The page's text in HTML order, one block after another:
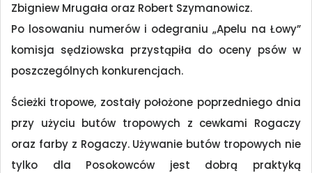
Zbigniew Mrugała oraz Robert Szymanowicz.
Po losowaniu numerów i odegraniu „Apelu na Łowy”
komisja sędziowska przystąpiła do oceny psów w
poszczególnych konkurencjach.
Ścieżki tropowe, zostały położone poprzedniego dnia
przy użyciu butów tropowych z cewkami Rogaczy
oraz farby z Rogaczy. Używanie butów tropowych nie
tylko dla Posokowców jest dobrą praktyką